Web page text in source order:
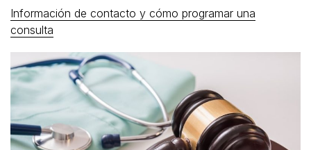
Información de contacto y cómo programar una
consulta